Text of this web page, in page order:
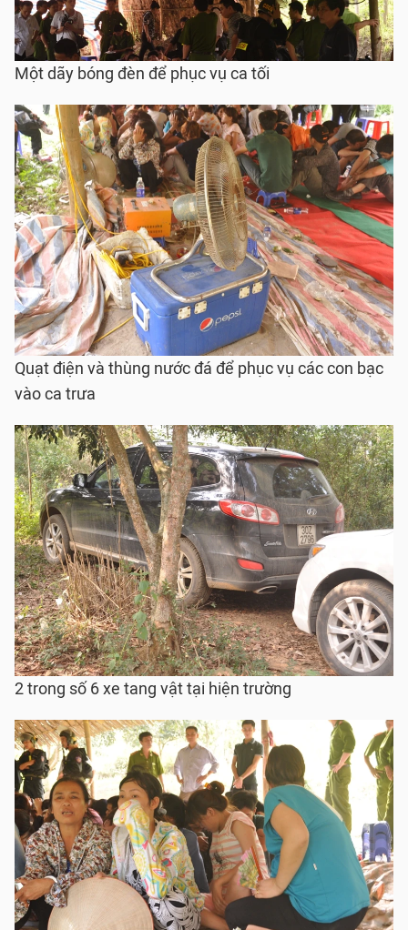
Một dãy bóng đèn để phục vụ ca tối
Quạt điện và thùng nước đá để phục vụ các con bạc
vào ca trưa
2 trong số 6 xe tang vật tại hiện trường